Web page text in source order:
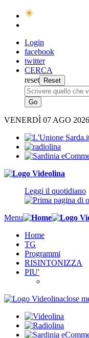
Login
facebook
twitter
CERCA
reset
VENERDÌ 07 AGO 2026
Leggi il quotidiano
Menu
Home
TG
Programmi
RISINTONIZZA
PIU'
close